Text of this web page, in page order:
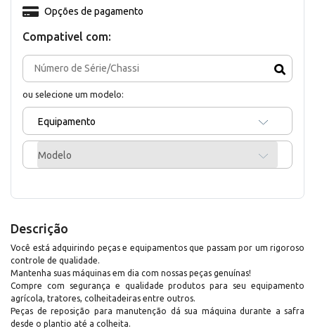
Compativel com:
ou selecione um modelo:
Equipamento
Modelo
Opções de pagamento
Descrição
Você está adquirindo peças e equipamentos que passam por um rigoroso
controle de qualidade.
Mantenha suas máquinas em dia com nossas peças genuínas!
Compre com segurança e qualidade produtos para seu equipamento
agrícola, tratores, colheitadeiras entre outros.
Peças de reposição para manutenção dá sua máquina durante a safra
desde o plantio até a colheita.